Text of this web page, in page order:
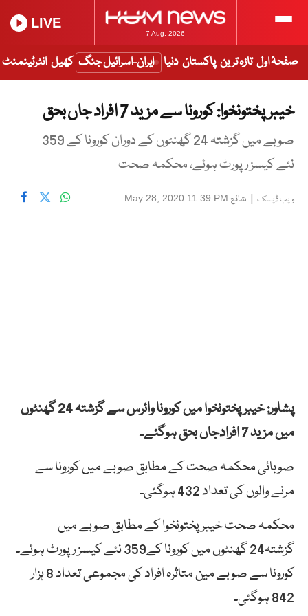
7 Aug, 2026
LIVE
صفحۂ اول تازہ ترین پاکستان دنیا ایران-اسرائیل جنگ کھیل انٹرٹینمنٹ
خیبرپختونخوا: کورونا سے مزید 7 افراد جاں بحق
صوبے میں گزشتہ 24 گھنٹوں کے دوران کورونا کے 359
نئے کیسز رپورٹ ہوئے، محکمہ صحت
ویب ڈیسک | شائع May 28, 2020 11:39 PM
پشاور: خیبرپختونخوا میں کورونا وائرس سے گزشتہ 24 گھنٹوں
میں مزید 7 افرادجاں بحق ہوگئے۔
صوبائی محکمہ صحت کے مطابق صوبے میں کورونا سے
مرنے والوں کی تعداد 432 ہوگئی۔
محکمہ صحت خیبرپختونخوا کے مطابق صوبے میں
گزشتہ24 گھنٹوں میں کورونا کے359 نئے کیسز رپورٹ ہوئے۔
کورونا سے صوبے مین متاثرہ افراد کی مجموعی تعداد 8 ہزار
842 ہوگئی۔